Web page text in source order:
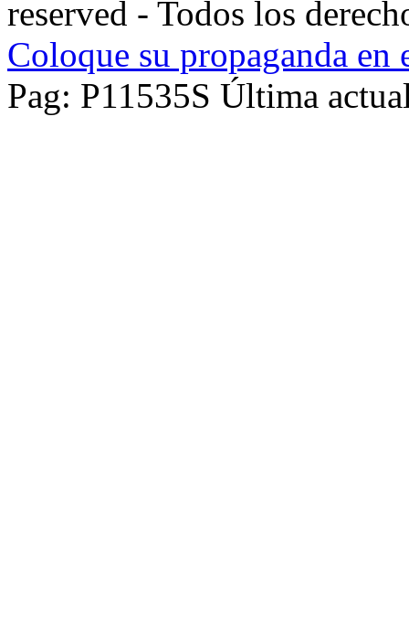
reserved - Todos los
Coloque su propaganda en
Pag: P11535S Última